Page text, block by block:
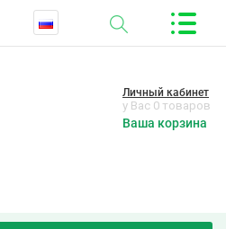
Личный кабинет
у Вас 0 товаров
Ваша корзина